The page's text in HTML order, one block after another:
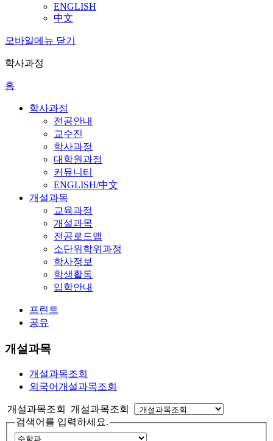
ENGLISH
中文
모바일메뉴 닫기
학사과정
홈
학사과정
전공안내
교수진
학사과정
대학원과정
커뮤니티
ENGLISH/中文
개설과목
교육과정
개설과목
전공로드맵
소단위학위과정
학사정보
학생활동
입학안내
프린트
공유
개설과목
개설과목조회
외국어개설과목조회
개설과목조회 개설과목조회
검색어를 입력하세요.